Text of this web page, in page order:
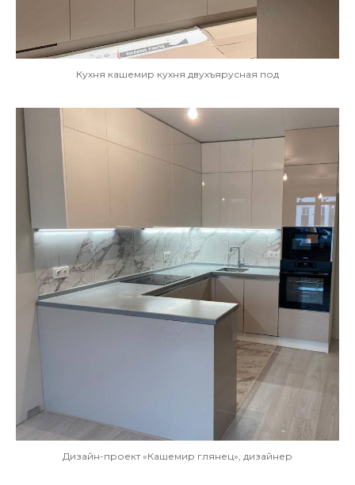
Кухня кашемир кухня двухъярусная под
Дизайн-проект «Кашемир глянец», дизайнер